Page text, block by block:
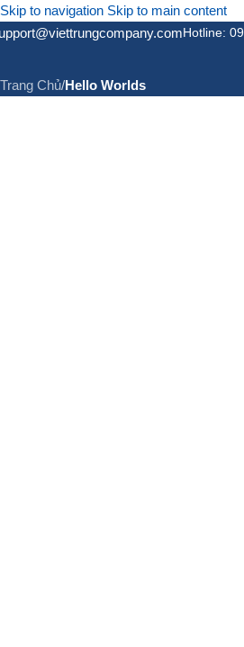
Skip to navigation Skip to main content
Hotline:
Hello Worlds
Trang Chủ/Hello Worlds